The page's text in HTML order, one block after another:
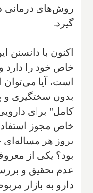
روش‌های درمانی
گیرد.
اکنون با دانستن
خاص خود را دارد
است، آیا
بدون سختگیری و
کامل" برای
خاص مجوز
بروز هر
بود؟ یکی از
عدم تحقیق و